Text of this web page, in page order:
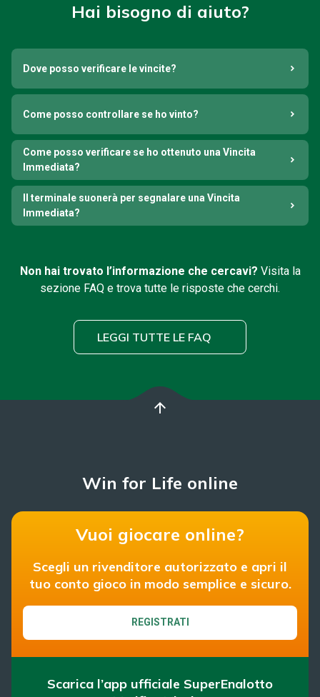
Hai bisogno di aiuto?
Dove posso verificare le vincite?
Come posso controllare se ho vinto?
Come posso verificare se ho ottenuto una Vincita
Immediata?
Il terminale suonerà per segnalare una Vincita
Immediata?
Non hai trovato l’informazione che cercavi? Visita la
sezione FAQ e trova tutte le risposte che cerchi.
LEGGI TUTTE LE FAQ
arrow_upward
Win for Life online
Vuoi giocare online?
Scegli un rivenditore autorizzato e apri il
tuo conto gioco in modo semplice e sicuro.
REGISTRATI
Scarica l’app ufficiale SuperEnalotto